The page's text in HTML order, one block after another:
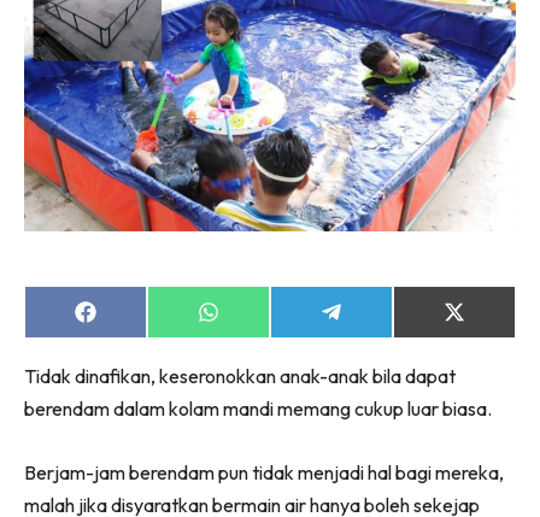
Share
on
Share
on
Share
on
Share
on
(Twitter)
Tidak dinafikan, keseronokkan anak-anak bila dapat
berendam dalam kolam mandi memang cukup luar biasa.
Berjam-jam berendam pun tidak menjadi hal bagi mereka,
malah jika disyaratkan bermain air hanya boleh sekejap